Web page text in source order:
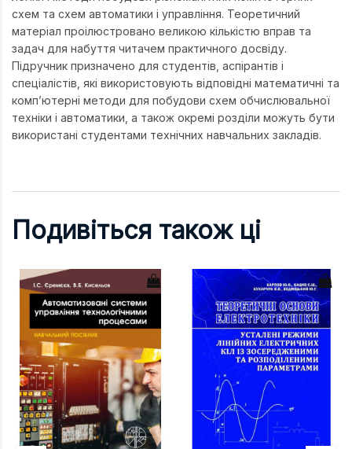
схем та схем автоматики і управління. Теоретичний
матеріал проілюстровано великою кількістю вправ та
задач для набуття читачем практичного досвіду.
Підручник призначено для студентів, аспірантів і
спеціалістів, які використовують відповідні математичні та
комп’ютерні методи для побудови схем обчислювальної
техніки і автоматики, а також окремі розділи можуть бути
використані студентами технічних навчальних закладів.
Подивіться також ці